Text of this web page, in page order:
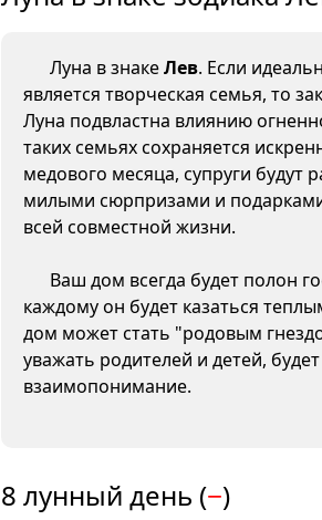
Луна в знакеЛев. Если
является творческая семья, то
Луна подвластна влиянию
таких семьях сохраняется
медового месяца, супруги будут
милыми сюрпризами и
всей совместной жизни.
Ваш дом всегда будет полон
каждому он будет казаться
дом может стать "родовым
уважать родителей и детей,
взаимопонимание.
8 лунный день (−)